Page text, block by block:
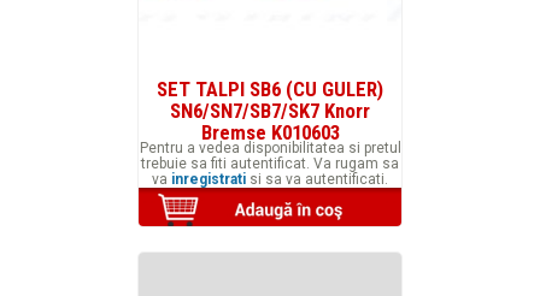
SET TALPI SB6 (CU GULER)
SN6/SN7/SB7/SK7 Knorr
Bremse K010603
Pentru a vedea disponibilitatea si pretul
trebuie sa fiti autentificat. Va rugam sa
va inregistrati si sa va autentificati.